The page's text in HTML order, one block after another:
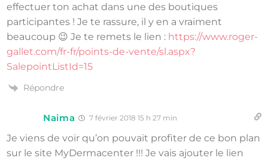
effectuer ton achat dans une des boutiques
participantes ! Je te rassure, il y en a vraiment
beaucoup 😉 Je te remets le lien : https://www.roger-
gallet.com/fr-fr/points-de-vente/sl.aspx?
SalepointListId=15
Répondre
Naima 7 février 2018 15 h 27 min
Je viens de voir qu’on pouvait profiter de ce bon plan
sur le site MyDermacenter !!! Je vais ajouter le lien